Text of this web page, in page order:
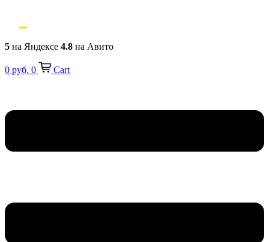
5 на Яндексе 4.8 на Авито
0 руб. 0 Cart